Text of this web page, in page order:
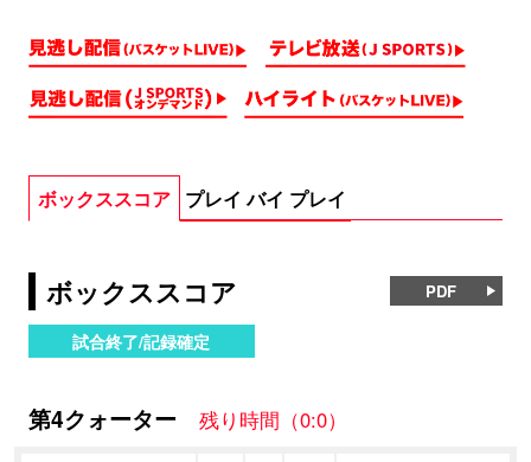
ボックススコア プレイ バイ プレイ
ボックススコア PDF
試合終了/記録確定
第4クォーター 残り時間（0:0）